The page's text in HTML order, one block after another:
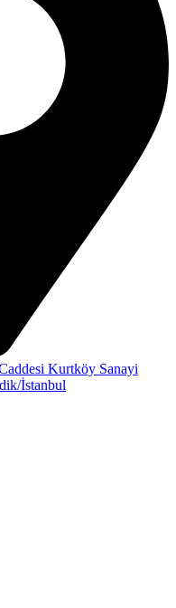
Kurtköy Sanayi
İstanbul